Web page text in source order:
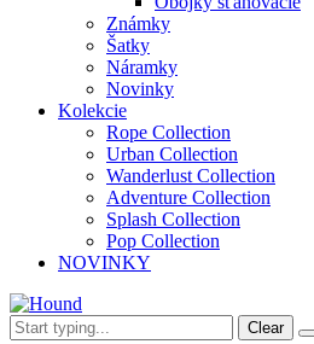
Známky
Šatky
Náramky
Novinky
Kolekcie
Rope Collection
Urban Collection
Wanderlust Collection
Adventure Collection
Splash Collection
Pop Collection
NOVINKY
Clear